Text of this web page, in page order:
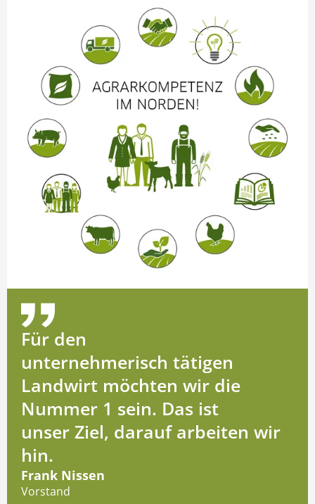
Für den
unternehmerisch tätigen
Landwirt möchten wir die
Nummer 1 sein. Das ist
unser Ziel, darauf arbeiten wir
hin.
Frank Nissen
Vorstand